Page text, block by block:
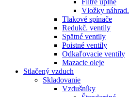
Filtre úplné
Vložky náhrad.
Tlakové spínače
Redukč. ventily
Spätné ventily
Poistné ventily
Odkaľovacie ventily
Mazacie oleje
Stlačený vzduch
Skladovanie
Vzdušníky